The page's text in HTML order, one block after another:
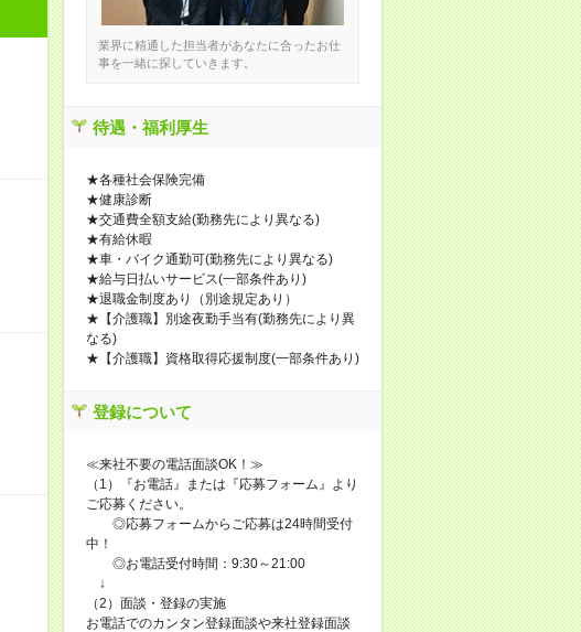
業界に精通した担当者があなたに合ったお仕
事を一緒に探していきます。
待遇・福利厚生
★各種社会保険完備
★健康診断
★交通費全額支給(勤務先により異なる)
★有給休暇
★車・バイク通勤可(勤務先により異なる)
★給与日払いサービス(一部条件あり)
★退職金制度あり（別途規定あり）
★【介護職】別途夜勤手当有(勤務先により異
なる)
★【介護職】資格取得応援制度(一部条件あり)
登録について
≪来社不要の電話面談OK！≫
（1）『お電話』または『応募フォーム』より
ご応募ください。
◎応募フォームからご応募は24時間受付
中！
◎お電話受付時間：9:30～21:00
↓
（2）面談・登録の実施
お電話でのカンタン登録面談や来社登録面談